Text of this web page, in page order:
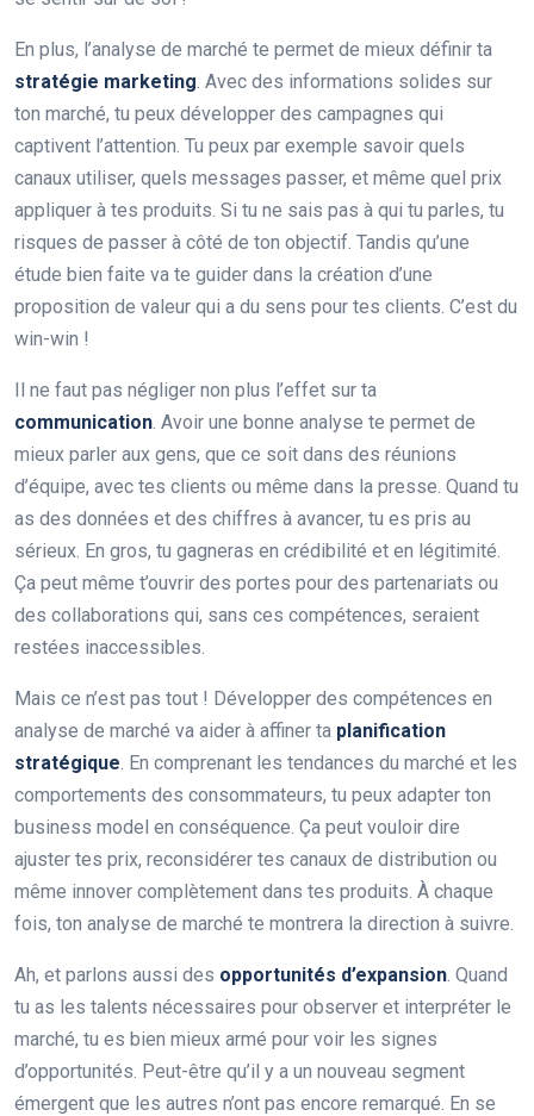
En plus, l’analyse de marché te permet de mieux définir ta
stratégie marketing. Avec des informations solides sur
ton marché, tu peux développer des campagnes qui
captivent l’attention. Tu peux par exemple savoir quels
canaux utiliser, quels messages passer, et même quel prix
appliquer à tes produits. Si tu ne sais pas à qui tu parles, tu
risques de passer à côté de ton objectif. Tandis qu’une
étude bien faite va te guider dans la création d’une
proposition de valeur qui a du sens pour tes clients. C’est du
win-win !
Il ne faut pas négliger non plus l’effet sur ta
communication. Avoir une bonne analyse te permet de
mieux parler aux gens, que ce soit dans des réunions
d’équipe, avec tes clients ou même dans la presse. Quand tu
as des données et des chiffres à avancer, tu es pris au
sérieux. En gros, tu gagneras en crédibilité et en légitimité.
Ça peut même t’ouvrir des portes pour des partenariats ou
des collaborations qui, sans ces compétences, seraient
restées inaccessibles.
Mais ce n’est pas tout ! Développer des compétences en
analyse de marché va aider à affiner ta planification
stratégique. En comprenant les tendances du marché et les
comportements des consommateurs, tu peux adapter ton
business model en conséquence. Ça peut vouloir dire
ajuster tes prix, reconsidérer tes canaux de distribution ou
même innover complètement dans tes produits. À chaque
fois, ton analyse de marché te montrera la direction à suivre.
Ah, et parlons aussi des opportunités d’expansion. Quand
tu as les talents nécessaires pour observer et interpréter le
marché, tu es bien mieux armé pour voir les signes
d’opportunités. Peut-être qu’il y a un nouveau segment
émergent que les autres n’ont pas encore remarqué. En se